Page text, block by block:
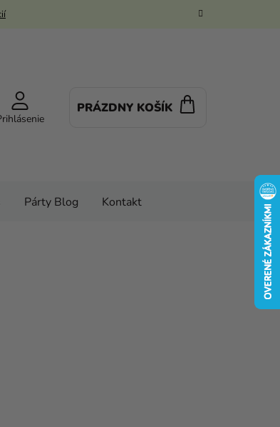
PRÁZDNY KOŠÍK
Párty Blog Kontakt